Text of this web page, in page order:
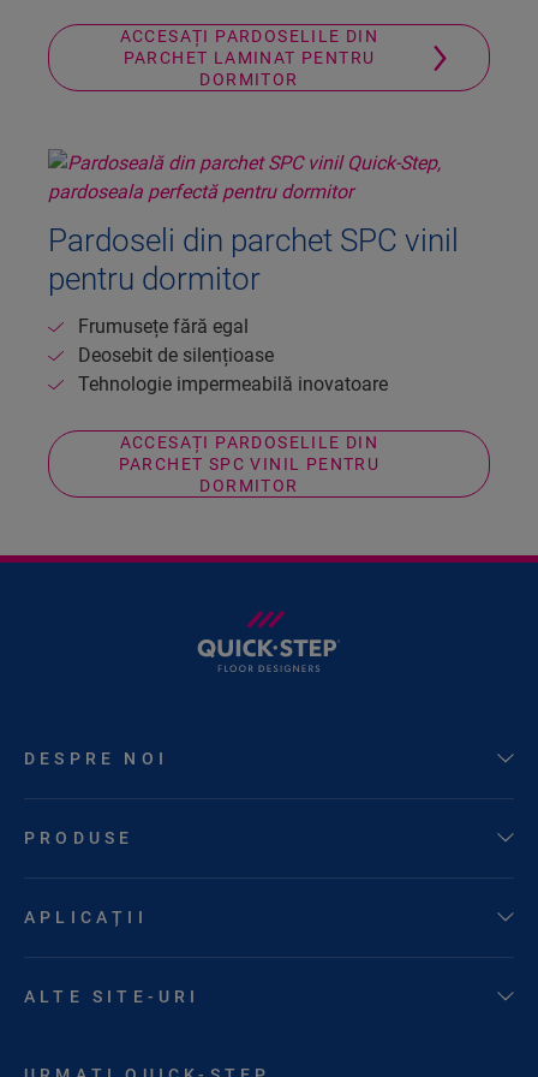
ACCESAȚI PARDOSELILE DIN
PARCHET LAMINAT PENTRU
DORMITOR
Pardoseli din parchet SPC vinil
pentru dormitor
Frumusețe fără egal
Deosebit de silențioase
Tehnologie impermeabilă inovatoare
ACCESAȚI PARDOSELILE DIN
PARCHET SPC VINIL PENTRU
DORMITOR
DESPRE NOI
PRODUSE
APLICAȚII
ALTE SITE-URI